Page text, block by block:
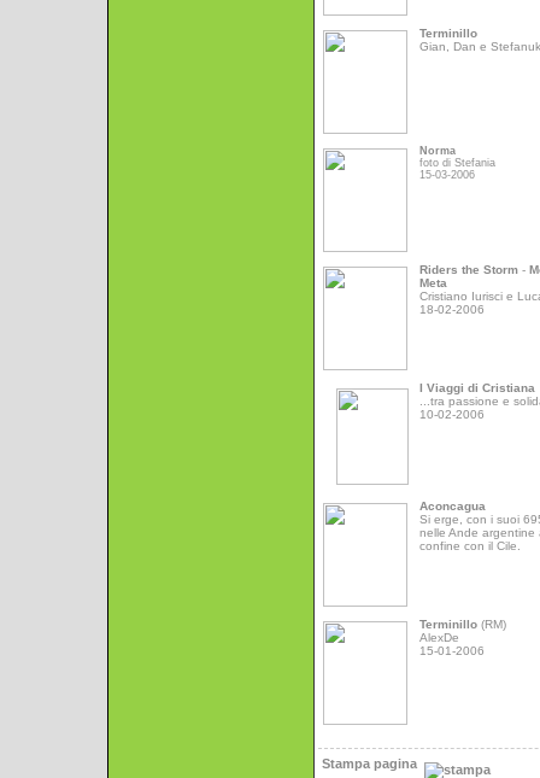
Terminillo
Gian, Dan e Stefanuk
Norma
foto di Stefania
15-03-2006
Riders the Storm -
Meta
Cristiano Iurisci e
18-02-2006
I Viaggi di Cristiana
...tra passione e
10-02-2006
Aconcagua
Si erge, con i suoi
nelle Ande argentine
confine con il Cile.
Terminillo (RM)
AlexDe
15-01-2006
Stampa pagina